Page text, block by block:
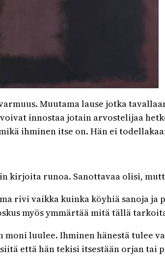
Muutama lause jotka
innostaa jotain arvostelijaa
ihminen itse on. Hän ei
kirjoita runoa. Sanottavaa olisi,
rivi vaikka kuinka köyhiä sanoja
myös ymmärtää mitä tällä
luulee. Ihminen hänestä tulee
että hän tekisi itsestään orjan tai